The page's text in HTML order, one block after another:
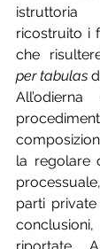
istruttoria
ricostruito i
per tabulas
la regolare
parti